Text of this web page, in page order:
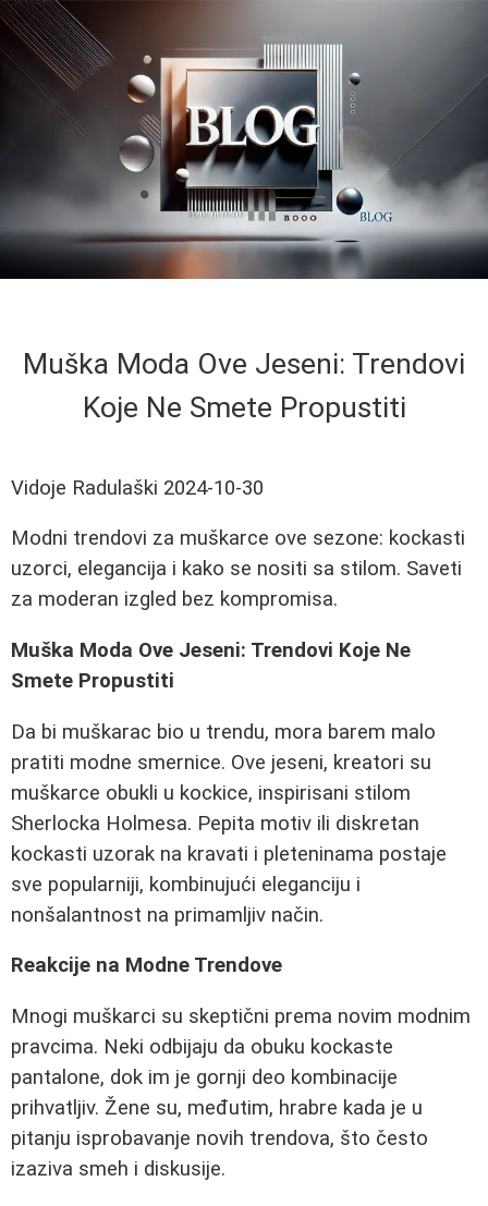
Muška Moda Ove Jeseni: Trendovi
Koje Ne Smete Propustiti
Vidoje Radulaški 2024-10-30
Modni trendovi za muškarce ove sezone: kockasti
uzorci, elegancija i kako se nositi sa stilom. Saveti
za moderan izgled bez kompromisa.
Muška Moda Ove Jeseni: Trendovi Koje Ne
Smete Propustiti
Da bi muškarac bio u trendu, mora barem malo
pratiti modne smernice. Ove jeseni, kreatori su
muškarce obukli u kockice, inspirisani stilom
Sherlocka Holmesa. Pepita motiv ili diskretan
kockasti uzorak na kravati i pleteninama postaje
sve popularniji, kombinujući eleganciju i
nonšalantnost na primamljiv način.
Reakcije na Modne Trendove
Mnogi muškarci su skeptični prema novim modnim
pravcima. Neki odbijaju da obuku kockaste
pantalone, dok im je gornji deo kombinacije
prihvatljiv. Žene su, međutim, hrabre kada je u
pitanju isprobavanje novih trendova, što često
izaziva smeh i diskusije.